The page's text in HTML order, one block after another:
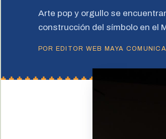
Arte pop y orgullo se
construcción del símbolo en el
POR EDITOR WEB MAYA